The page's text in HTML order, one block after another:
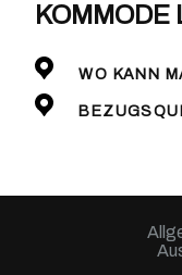
KOMMODE
WO KANN